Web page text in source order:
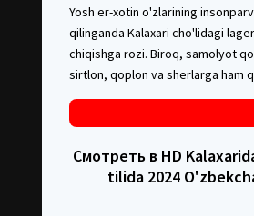
Yosh er-xotin o'zlarining
qilinganda Kalaxari cho'lidagi
chiqishga rozi. Biroq, samolyot
sirtlon, qoplon va sherlarga ham
Смотреть в HD
tilida 2024